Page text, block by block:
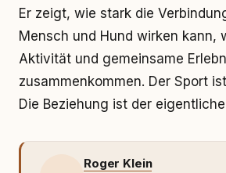
Er zeigt, wie stark die
Mensch und Hund wirken kann,
Aktivität und gemeinsame
zusammenkommen. Der Sport
Die Beziehung ist der eigentliche
Roger Klein